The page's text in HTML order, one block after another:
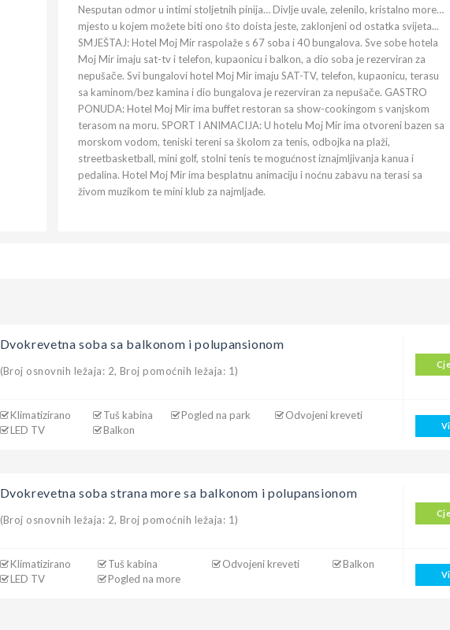
Nesputan odmor u intimi stoljetnih pinija… Divlje uvale, zelenilo, kristalno more…
mjesto u kojem možete biti ono što doista jeste, zaklonjeni od ostatka svijeta...
SMJEŠTAJ: Hotel Moj Mir raspolaže s 67 soba i 40 bungalova. Sve sobe hotela
Moj Mir imaju sat-tv i telefon, kupaonicu i balkon, a dio soba je rezerviran za
nepušače. Svi bungalovi hotel Moj Mir imaju SAT-TV, telefon, kupaonicu, terasu
sa kaminom/bez kamina i dio bungalova je rezerviran za nepušače. GASTRO
PONUDA: Hotel Moj Mir ima buffet restoran sa show-cookingom s vanjskom
terasom na moru. SPORT I ANIMACIJA: U hotelu Moj Mir ima otvoreni bazen sa
morskom vodom, teniski tereni sa školom za tenis, odbojka na plaži,
streetbasketball, mini golf, stolni tenis te mogućnost iznajmljivanja kanua i
pedalina. Hotel Moj Mir ima besplatnu animaciju i noćnu zabavu na terasi sa
živom muzikom te mini klub za najmljađe.
Dvokrevetna soba sa balkonom i polupansionom
(Broj osnovnih ležaja: 2, Broj pomoćnih ležaja: 1)
Klimatizirano Tuš kabina Pogled na park
Odvojeni kreveti
LED TV
Balkon
Dvokrevetna soba strana more sa balkonom i polupansionom
(Broj osnovnih ležaja: 2, Broj pomoćnih ležaja: 1)
Klimatizirano Tuš kabina Odvojeni kreveti
Balkon
LED TV
Pogled na more